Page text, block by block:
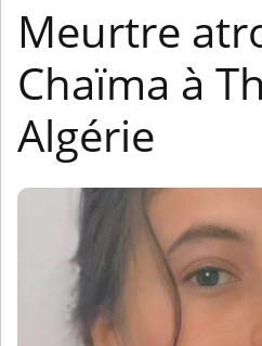
Meurtre
Chaïma à
Algérie